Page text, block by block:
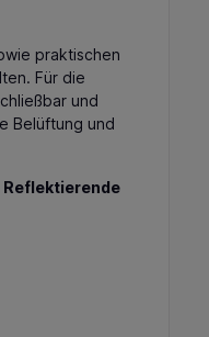
praktischen
Für die
und
Belüftung und
Reflektierende